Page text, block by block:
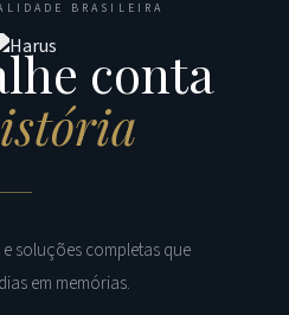
BRASILEIRA
conta
soluções completas que
em memórias.